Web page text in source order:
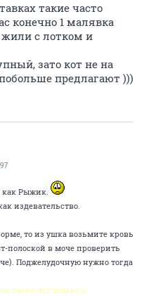
такие часто
конечно 1 малявка
жили с лотком и
зато кот не на
предлагают )))
как Рыжик.
издевательство.
то из ушка возьмите кровь
полоской в моче проверить
Поджелудочную нужно тогда
разве что только к